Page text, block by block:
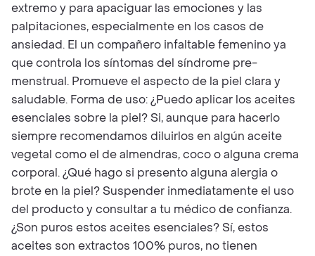
extremo y para apaciguar las emociones y las
palpitaciones, especialmente en los casos de
ansiedad. El un compañero infaltable femenino ya
que controla los síntomas del síndrome pre-
menstrual. Promueve el aspecto de la piel clara y
saludable. Forma de uso: ¿Puedo aplicar los aceites
esenciales sobre la piel? Si, aunque para hacerlo
siempre recomendamos diluirlos en algún aceite
vegetal como el de almendras, coco o alguna crema
corporal. ¿Qué hago si presento alguna alergia o
brote en la piel? Suspender inmediatamente el uso
del producto y consultar a tu médico de confianza.
¿Son puros estos aceites esenciales? Sí, estos
aceites son extractos 100% puros, no tienen